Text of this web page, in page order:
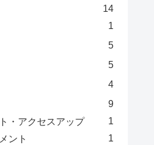
14
1
5
5
4
9
・アクセスアップ
1
ント
1